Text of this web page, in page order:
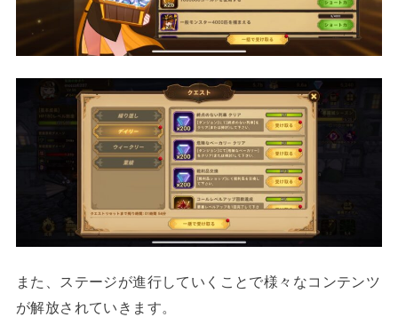
また、ステージが進行していくことで様々なコンテンツ
が解放されていきます。